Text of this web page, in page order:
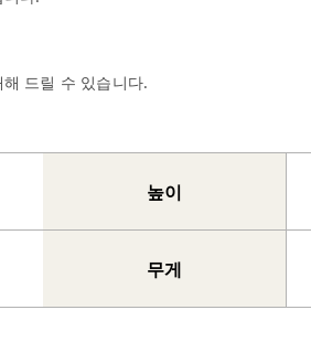
드릴 수 있습니다.
높이
무게